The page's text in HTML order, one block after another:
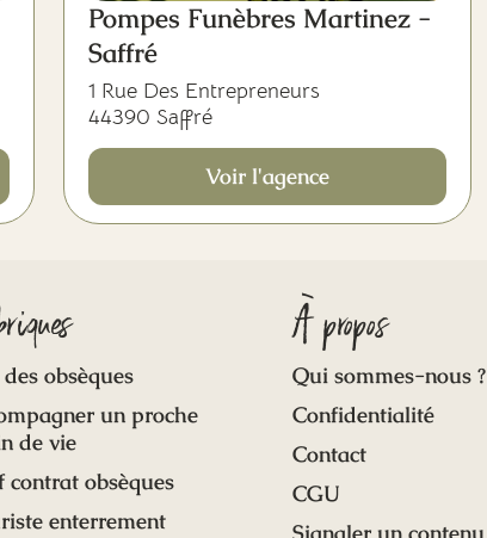
Pompes Funèbres Martinez -
Saffré
1 Rue Des Entrepreneurs
44390 Saffré
Voir l'agence
obsèques
un proche
de vie
contrat obsèques
enterrement
À propos
Qui sommes-nous ?
Confidentialité
Contact
CGU